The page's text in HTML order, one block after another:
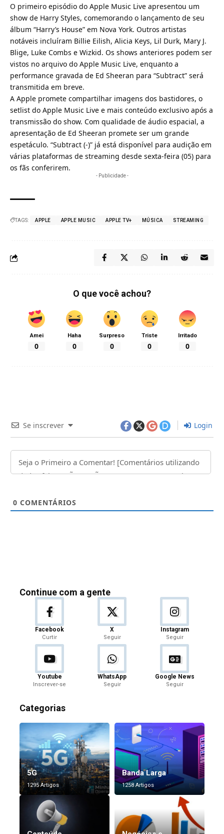
O primeiro episódio do Apple Music Live apresentou um
show de Harry Styles, comemorando o lançamento de seu
álbum “Harry’s House” em Nova York. Outros artistas
notáveis incluíram Billie Eilish, Alicia Keys, Lil Durk, Mary J.
Blige, Luke Combs e Wizkid. Os shows anteriores podem ser
vistos no arquivo do Apple Music Live, enquanto a
performance gravada de Ed Sheeran para “Subtract” será
transmitida em breve.
A Apple promete compartilhar imagens dos bastidores, o
setlist do Apple Music Live e mais conteúdo exclusivo após a
transmissão do show. Com qualidade de áudio espacial, a
apresentação de Ed Sheeran promete ser um grande
espetáculo. “Subtract (-)” já está disponível para audição em
várias plataformas de streaming desde sexta-feira (05) para
os fãs conferirem.
- Publicidade -
TAGS: APPLE APPLE MUSIC APPLE TV+ MÚSICA STREAMING
O que você achou?
Amei
0
Haha
0
Surpreso
0
Triste
0
Irritado
0
Se inscrever Login
0 COMENTÁRIOS
Continue com a gente
Facebook
Curtir
X
Seguir
Instagram
Seguir
Youtube
Inscrever-se
WhatsApp
Seguir
Google News
Seguir
Categorias
5G
1295 Artigos
Banda Larga
1258 Artigos